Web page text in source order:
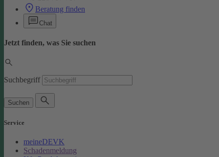
Beratung finden
Chat
Jetzt finden, was Sie suchen
Suchbegriff
Suchen
Service
meineDEVK
Schadenmeldung